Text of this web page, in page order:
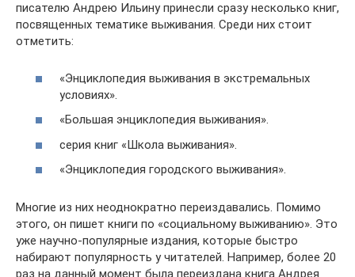
писателю Андрею Ильину принесли сразу несколько книг,
посвященных тематике выживания. Среди них стоит
отметить:
«Энциклопедия выживания в экстремальных
условиях».
«Большая энциклопедия выживания».
серия книг «Школа выживания».
«Энциклопедия городского выживания».
Многие из них неоднократно переиздавались. Помимо
этого, он пишет книги по «социальному выживанию». Это
уже научно-популярные издания, которые быстро
набирают популярность у читателей. Например, более 20
раз на данный момент была переиздана книга Андрея